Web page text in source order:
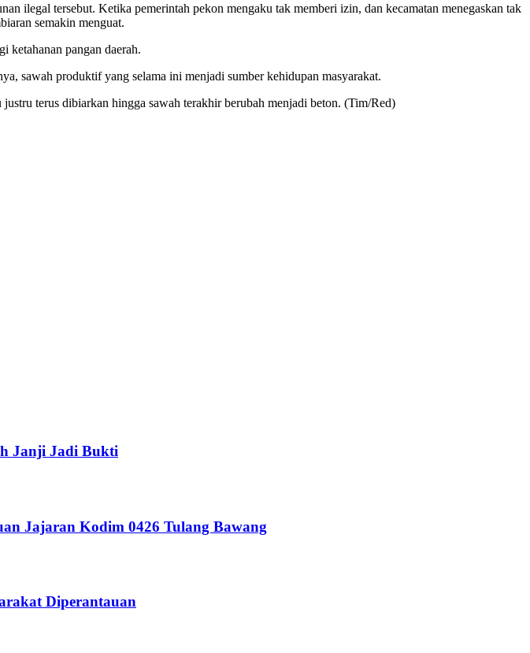
ilegal tersebut. Ketika pemerintah pekon mengaku tak memberi izin, dan kecamatan menegaskan tak
semakin menguat.
ketahanan pangan daerah.
sawah produktif yang selama ini menjadi sumber kehidupan masyarakat.
terus dibiarkan hingga sawah terakhir berubah menjadi beton. (Tim/Red)
Janji Jadi Bukti
Jajaran Kodim 0426 Tulang Bawang
Diperantauan